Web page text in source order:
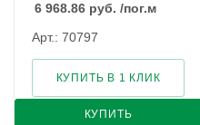
6 968.86 руб. /пог.м
Арт.: 70797
КУПИТЬ
КУПИТЬ В 1 КЛИК